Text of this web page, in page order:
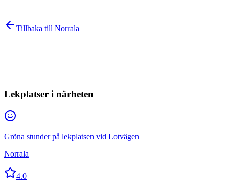
Tillbaka till Norrala
Lekplatser i närheten
Gröna stunder på lekplatsen vid Lotvägen
Norrala
4.0